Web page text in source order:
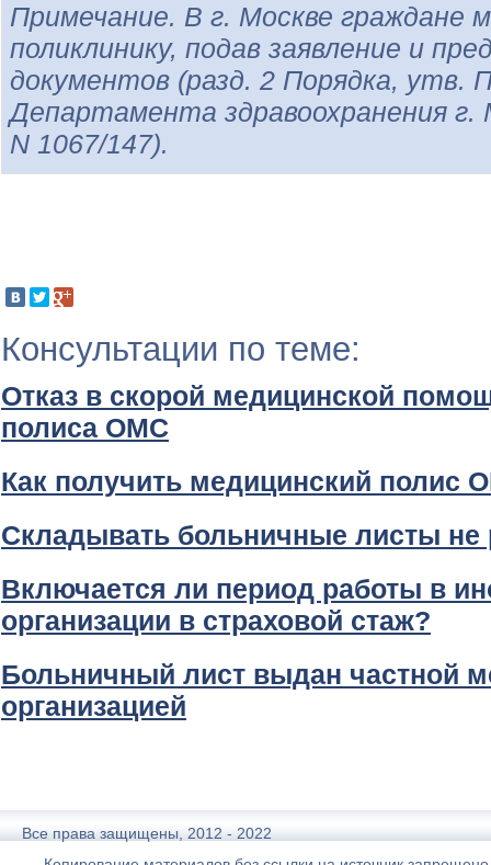
Примечание. В г. Москве граждане
поликлинику, подав заявление и
документов (разд. 2 Порядка, утв.
Департамента здравоохранения
N 1067/147).
Консультации по теме:
Отказ в скорой медицинской
полиса ОМС
Как получить медицинский полис
Складывать больничные листы не
Включается ли период работы в
организации в страховой стаж?
Больничный лист выдан частной
организацией
Все права защищены, 2012 - 2022